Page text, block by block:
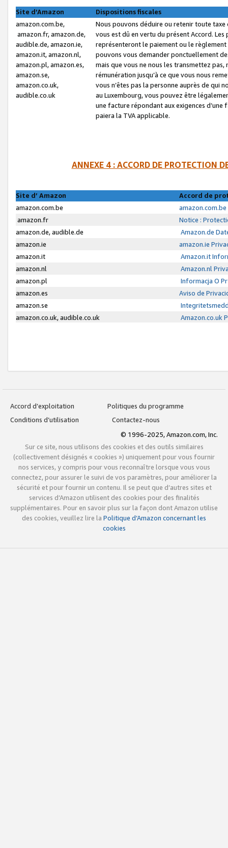
Site d’Amazon
Dispositions fiscales
amazon.com.be,
amazon.fr, amazon.de,
audible.de, amazon.ie,
amazon.it, amazon.nl,
amazon.pl, amazon.es,
amazon.se,
amazon.co.uk,
audible.co.uk
Nous pouvons déduire ou retenir toute
vous est dû en vertu du présent Accord.
représenteront le paiement ou le
pouvons vous demander ponctuellement
mais que vous ne nous les transmettez
rémunération jusqu’à ce que vous nous
vous n’êtes pas la personne auprès de qui
au Luxembourg, vous pouvez être
une facture répondant aux exigences
paiera la TVA applicable.
ANNEXE 4 : ACCORD DE PROTECTION
Site d’ Amazon
Accord de
amazon.com.be
amazon.fr
Notice :
amazon.de, audible.de
Amazon.de
amazon.ie
amazon.ie
amazon.it
Amazon.it
amazon.nl
Amazon.nl
amazon.pl
Informacja O
amazon.es
Aviso de
amazon.se
amazon.co.uk, audible.co.uk
Amazon.co.uk
Accord d’exploitation
Politiques du programme
Conditions d’utilisation
Contactez-nous
© 1996-2025, Amazon.com, Inc.
Sur ce site, nous utilisons des cookies et des outils similaires
(collectivement désignés « cookies ») uniquement pour vous fournir
nos services, y compris pour vous reconnaître lorsque vous vous
connectez, pour assurer le suivi de vos paramètres, pour améliorer la
sécurité et pour fournir un contenu. Il se peut que d’autres sites et
services d’Amazon utilisent des cookies pour des finalités
supplémentaires. Pour en savoir plus sur la façon dont Amazon utilise
des cookies, veuillez lire la Politique d’Amazon concernant les
cookies